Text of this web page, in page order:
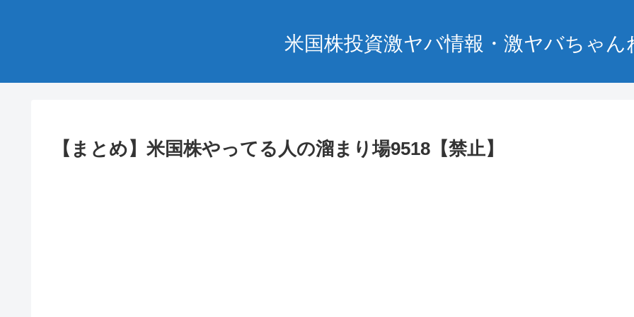
米国株投資激ヤバ情報・激ヤバちゃん
【まとめ】米国株やってる人の溜まり場9518【禁止】